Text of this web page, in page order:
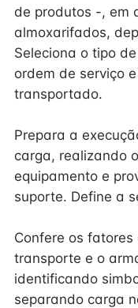
de produtos -, em
almoxarifados,
Seleciona o tipo
ordem de serviço
transportado.
Prepara a
carga, realizando
equipamento e
suporte. Define a
Confere os
transporte e o
identificando
separando carga